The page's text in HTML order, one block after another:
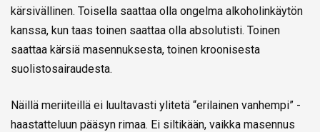
kärsivällinen. Toisella saattaa olla ongelma alkoholinkäytön
kanssa, kun taas toinen saattaa olla absolutisti. Toinen
saattaa kärsiä masennuksesta, toinen kroonisesta
suolistosairaudesta.
Näillä meriiteillä ei luultavasti ylitetä “erilainen vanhempi” -
haastatteluun pääsyn rimaa. Ei siltikään, vaikka masennus